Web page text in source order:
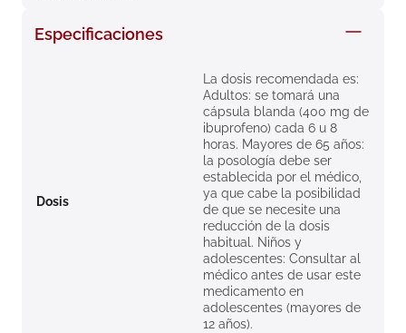
Especificaciones
Dosis
La dosis recomendada es:
Adultos: se tomará una
cápsula blanda (400 mg de
ibuprofeno) cada 6 u 8
horas. Mayores de 65 años:
la posología debe ser
establecida por el médico,
ya que cabe la posibilidad
de que se necesite una
reducción de la dosis
habitual. Niños y
adolescentes: Consultar al
médico antes de usar este
medicamento en
adolescentes (mayores de
12 años).